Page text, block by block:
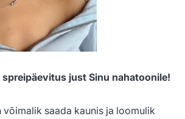
just Sinu nahatoonile!
võimalik saada kaunis ja loomulik